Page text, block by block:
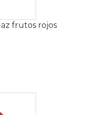
frutos rojos